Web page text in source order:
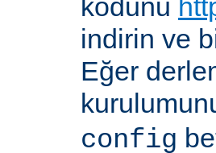
kodunu
indirin ve
Eğer
config